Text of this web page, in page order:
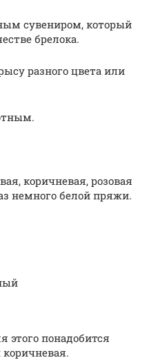
сувениром, который
брелока.
разного цвета или
коричневая, розовая
немного белой пряжи.
этого понадобится